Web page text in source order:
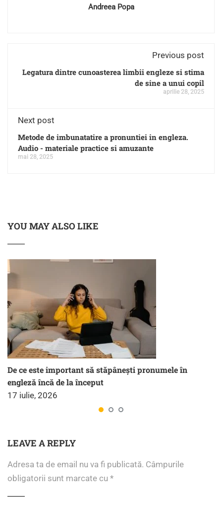
Andreea Popa
Previous post
Legatura dintre cunoasterea limbii engleze si stima
de sine a unui copil
aprilie 28, 2025
Next post
Metode de imbunatatire a pronuntiei in engleza.
Audio - materiale practice si amuzante
mai 28, 2025
YOU MAY ALSO LIKE
De ce este important să stăpânești pronumele în
engleză încă de la început
17 iulie, 2026
LEAVE A REPLY
Adresa ta de email nu va fi publicată. Câmpurile
obligatorii sunt marcate cu *